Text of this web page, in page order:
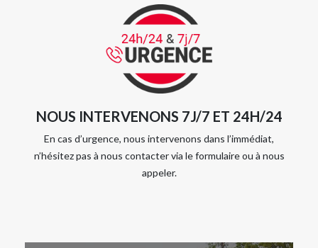
NOUS INTERVENONS 7J/7 ET 24H/24
En cas d’urgence, nous intervenons dans l’immédiat,
n’hésitez pas à nous contacter via le formulaire ou à nous
appeler.